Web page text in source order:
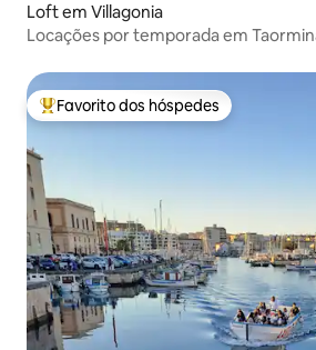
Loft em Villagonia
Locações por temporada em
Favoritos dos hóspedes mais
Favorito dos hóspedes